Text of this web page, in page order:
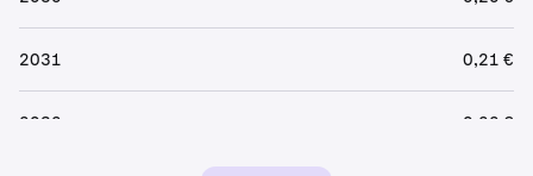
2031 0,21 €
2032 0,22 €